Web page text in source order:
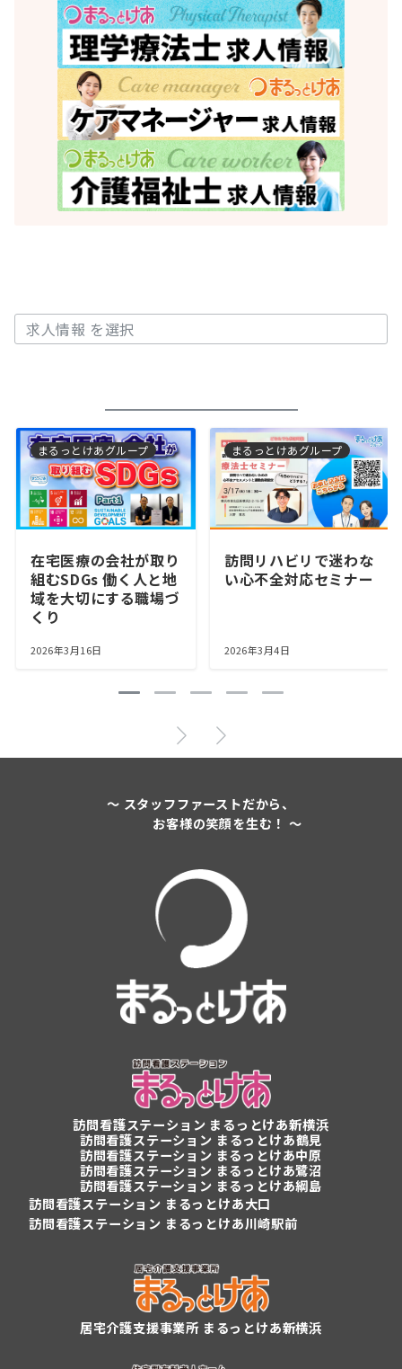
CAT［求人情報］
まるっとけあグループ
在宅医療の会社が取り
組むSDGs 働く人と地
域を大切にする職場づ
くり
2026年3月16日
まるっとけあグループ
訪問リハビリで迷わな
い心不全対応セミナー
2026年3月4日
～ スタッフファーストだから、
お客様の笑顔を生む！ ～
訪問看護ステーション まるっとけあ新横浜
訪問看護ステーション まるっとけあ鶴見
訪問看護ステーション まるっとけあ中原
訪問看護ステーション まるっとけあ鷺沼
訪問看護ステーション まるっとけあ綱島
訪問看護ステーション まるっとけあ大口
訪問看護ステーション まるっとけあ川崎駅前
居宅介護支援事業所 まるっとけあ新横浜